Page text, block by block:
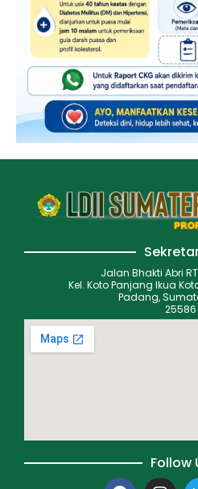
Jalan Bhakti Abri
Kel. Koto Panjang Ikua
Padang,
25586
Follow